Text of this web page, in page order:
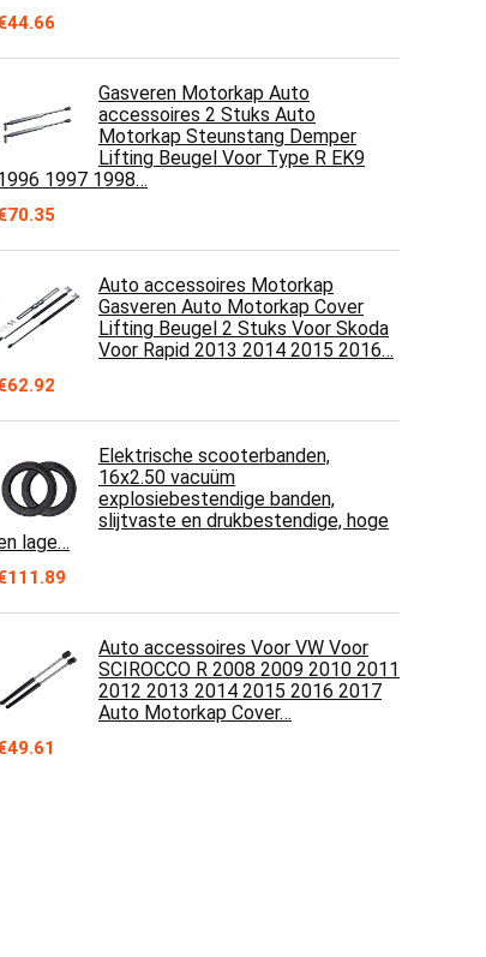
44.66
Gasveren Motorkap Auto
accessoires 2 Stuks Auto
Motorkap Steunstang Demper
Lifting Beugel Voor Type R EK9
1997 1998…
70.35
Auto accessoires Motorkap
Gasveren Auto Motorkap Cover
Lifting Beugel 2 Stuks Voor Skoda
Voor Rapid 2013 2014 2015 2016…
62.92
Elektrische scooterbanden,
16x2.50 vacuüm
explosiebestendige banden,
slijtvaste en drukbestendige, hoge
lage…
111.89
Auto accessoires Voor VW Voor
SCIROCCO R 2008 2009 2010 2011
2012 2013 2014 2015 2016 2017
Auto Motorkap Cover…
49.61